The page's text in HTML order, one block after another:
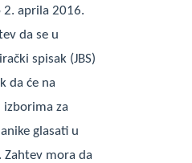
2. aprila 2016.
da se u
spisak (JBS)
da će na
za
glasati u
mora da